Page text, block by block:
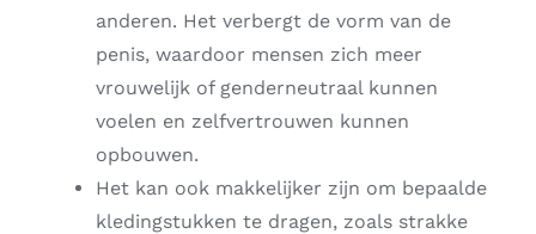
anderen. Het verbergt de vorm van de
penis, waardoor mensen zich meer
vrouwelijk of genderneutraal kunnen
voelen en zelfvertrouwen kunnen
opbouwen.
Het kan ook makkelijker zijn om bepaalde
kledingstukken te dragen, zoals strakke